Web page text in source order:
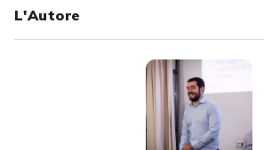
L'Autore